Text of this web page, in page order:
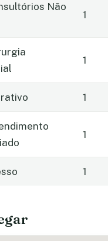
Não
1
1
1
1
1